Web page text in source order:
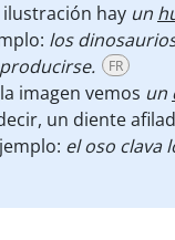
ilustración hay un
los
FR
imagen vemos un
un diente
el oso clava